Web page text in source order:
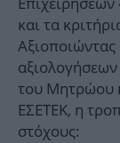
και τα
του Μητρώου
ΕΣΕΤΕΚ, η
στόχους: